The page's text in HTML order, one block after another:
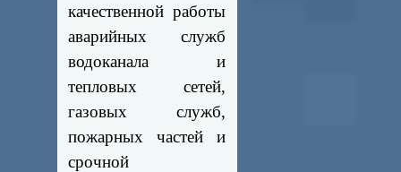
качественной работы
аварийных служб
водоканала и
тепловых сетей,
газовых служб,
пожарных частей и
срочной